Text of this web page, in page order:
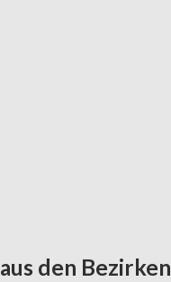
aus den Bezirken